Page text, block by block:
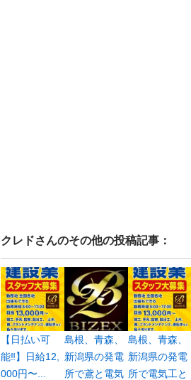
クレドさんのその他の投稿記事：
【日払い可
能‼️】日給12,
000円〜...
島根、青森、
新潟県の発電
所で鳶と電気
島根、青森、
新潟県の発電
所で電気工と